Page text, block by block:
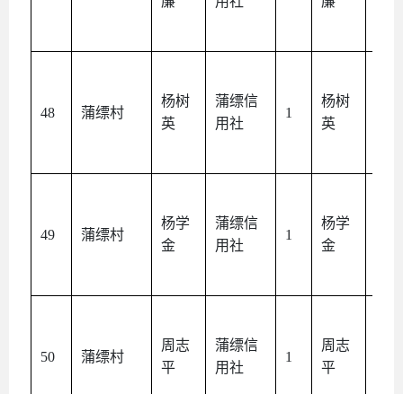
48 蒲缥村
杨树
英
蒲缥信
用社
1
杨树
英
49 蒲缥村
杨学
金
蒲缥信
用社
1
杨学
金
50 蒲缥村
周志
平
蒲缥信
用社
1
周志
平